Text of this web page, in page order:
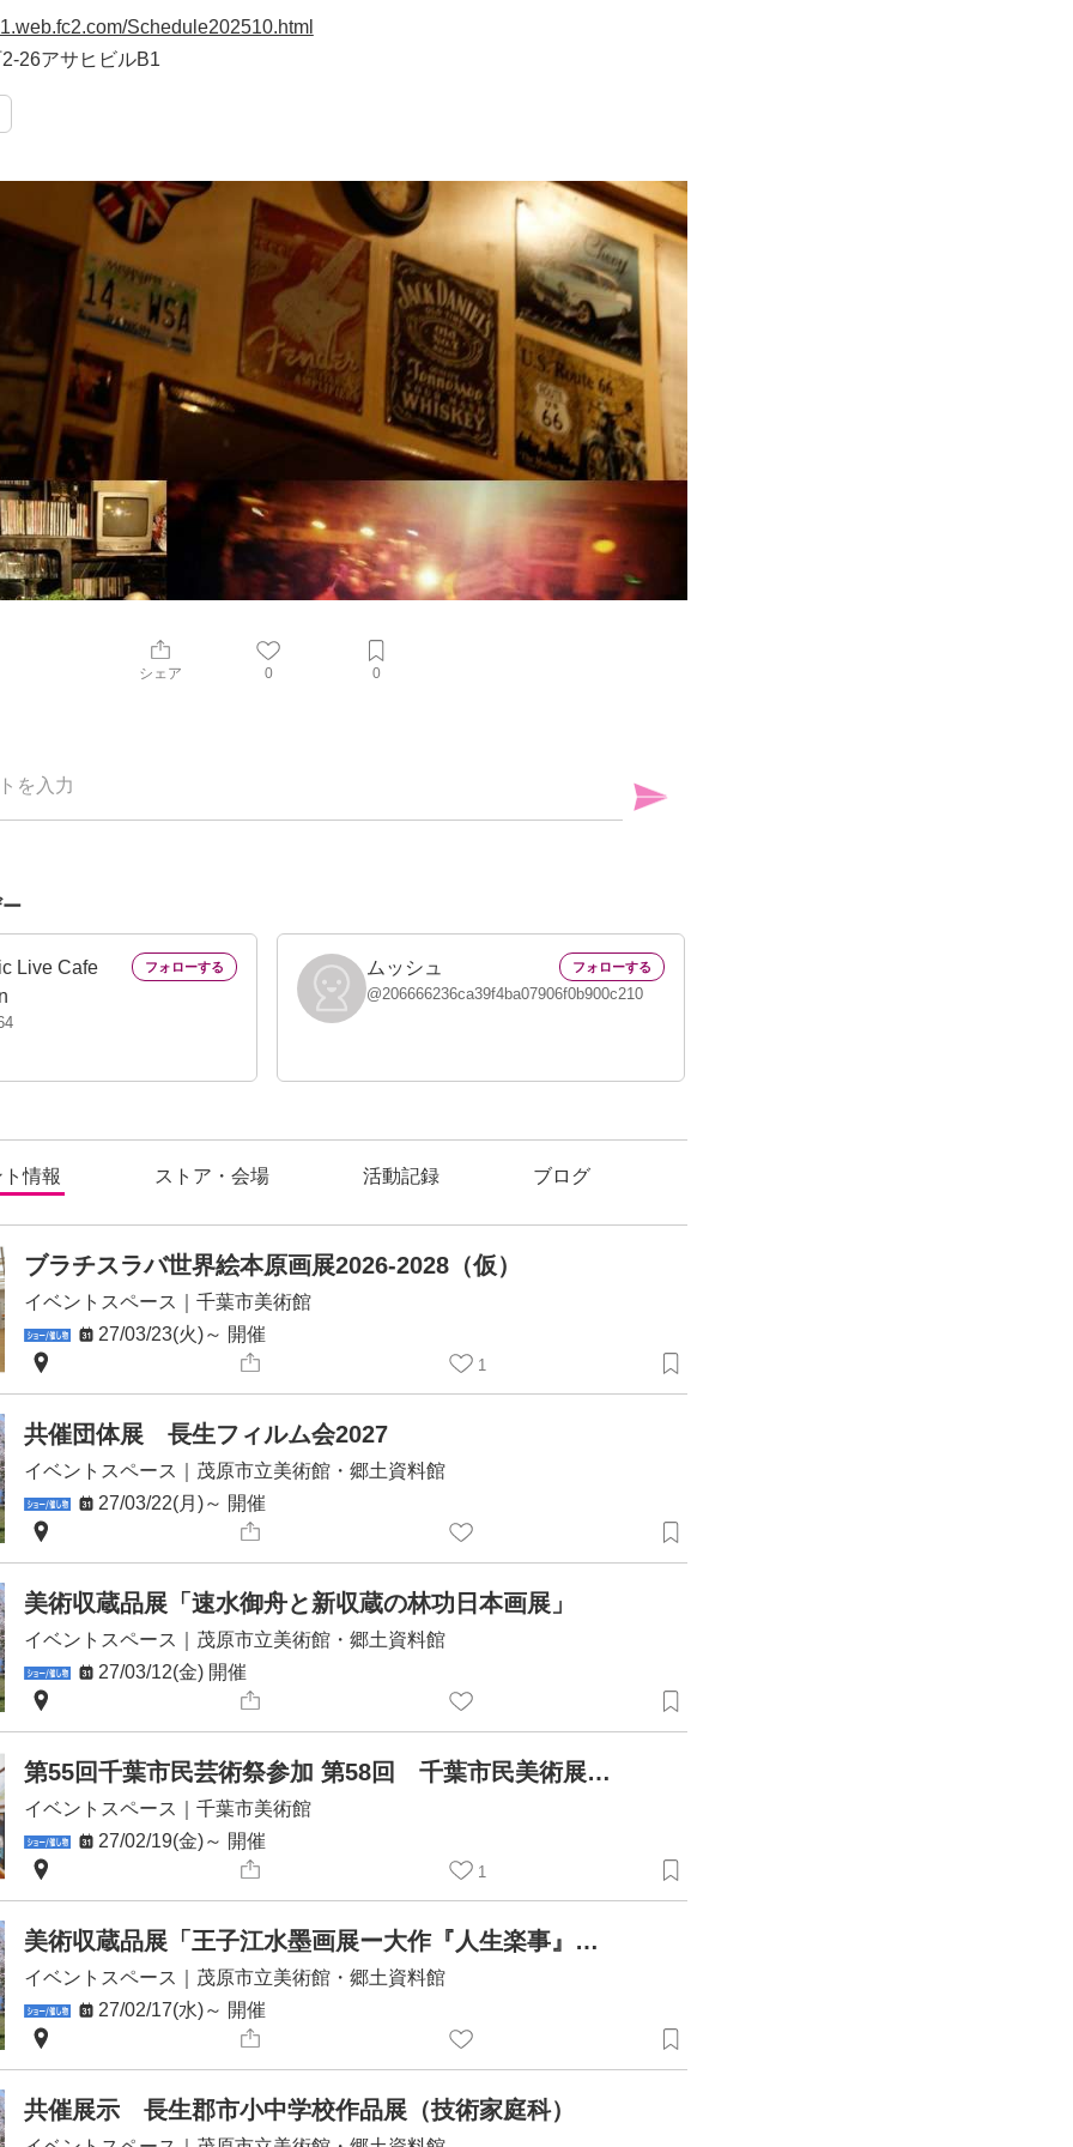
Schedule202510.html
26アサヒビルB1
シェア 0 0
Live Cafe
ムッシュ
@206666236ca39f4ba07906f0b900c210
情報 ストア・会場 活動記録 ブログ
ブラチスラバ世界絵本原画展2026-2028（仮）
イベントスペース
千葉市美術館
27/03/23(火)～ 開催
1
共催団体展 長生フィルム会2027
イベントスペース
茂原市立美術館・郷土資料館
27/03/22(月)～ 開催
美術収蔵品展「速水御舟と新収蔵の林功日本画展」
イベントスペース
茂原市立美術館・郷土資料館
27/03/12(金)開催
第55回千葉市民芸術祭参加 第58回 千葉市民美術展覧会
イベントスペース
千葉市美術館
27/02/19(金)～ 開催
1
美術収蔵品展「王子江水墨画展ー大作『人生楽事』、『雄原大地（部分）』ー」
イベントスペース
茂原市立美術館・郷土資料館
27/02/17(水)～ 開催
共催展示 長生郡市小中学校作品展（技術家庭科）